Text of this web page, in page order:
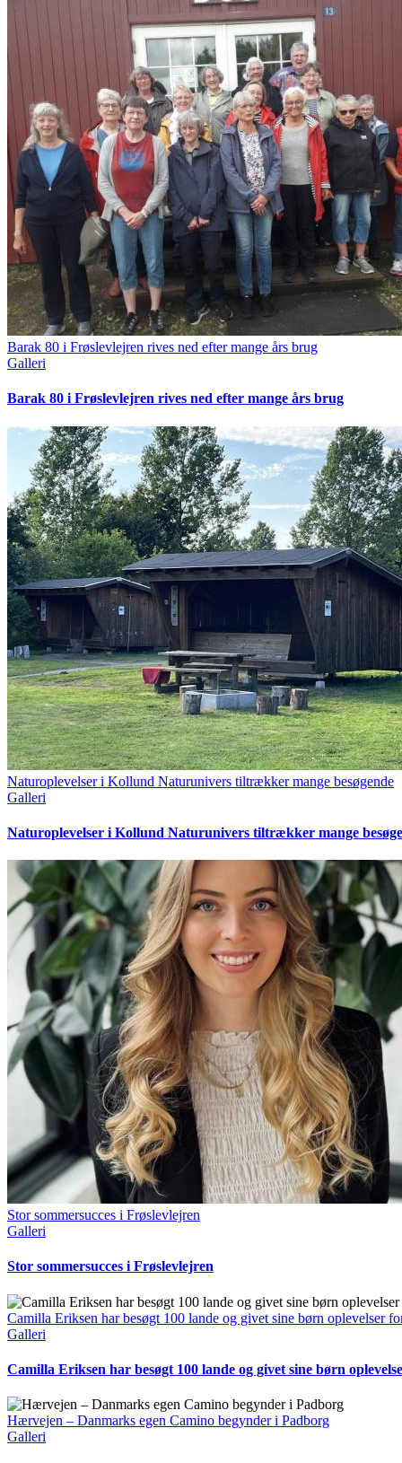
Barak 80 i Frøslevlejren rives ned efter mange års brug
Galleri
Barak 80 i Frøslevlejren rives ned efter mange års brug
Naturoplevelser i Kollund Naturunivers tiltrækker mange besøgende
Galleri
Naturoplevelser i Kollund Naturunivers tiltrækker mange
Stor sommersucces i Frøslevlejren
Galleri
Stor sommersucces i Frøslevlejren
Camilla Eriksen har besøgt 100 lande og givet sine børn oplevelser
Galleri
Camilla Eriksen har besøgt 100 lande og givet sine børn
Hærvejen – Danmarks egen Camino begynder i Padborg
Galleri